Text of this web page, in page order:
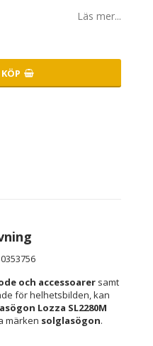
Läs mer...
KÖP
och accessoarer samt
för helhetsbilden, kan
Lozza SL2280M
märken solglasögon.